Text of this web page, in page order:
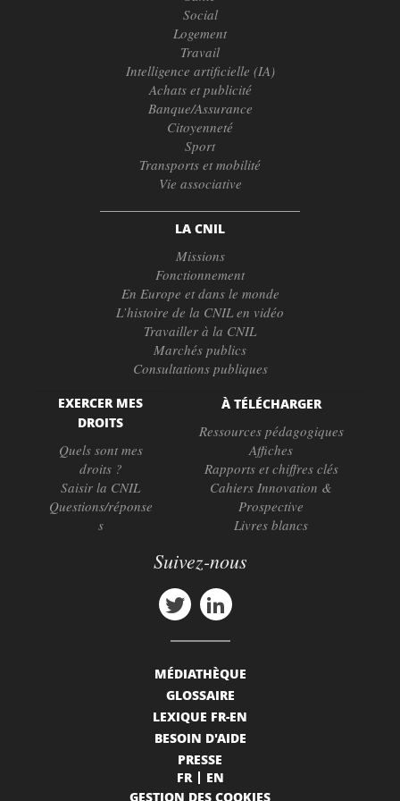
Social
Logement
Travail
Intelligence artificielle (IA)
Achats et publicité
Banque/Assurance
Citoyenneté
Sport
Transports et mobilité
Vie associative
LA CNIL
Missions
Fonctionnement
En Europe et dans le monde
L’histoire de la CNIL en vidéo
Travailler à la CNIL
Marchés publics
Consultations publiques
EXERCER MES
DROITS
Quels sont mes
droits ?
Saisir la CNIL
Questions/réponse
s
À TÉLÉCHARGER
Ressources pédagogiques
Affiches
Rapports et chiffres clés
Cahiers Innovation &
Prospective
Livres blancs
Suivez-nous
MÉDIATHÈQUE
GLOSSAIRE
LEXIQUE FR-EN
BESOIN D'AIDE
PRESSE
FR
EN
GESTION DES COOKIES